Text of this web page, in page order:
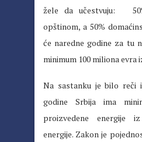
žele da učestvuju:
opštinom, a 50%
će naredne godine za tu
minimum 100 miliona evra
Na sastanku je bilo reči
godine Srbija ima
proizvedene energije
energije. Zakon je